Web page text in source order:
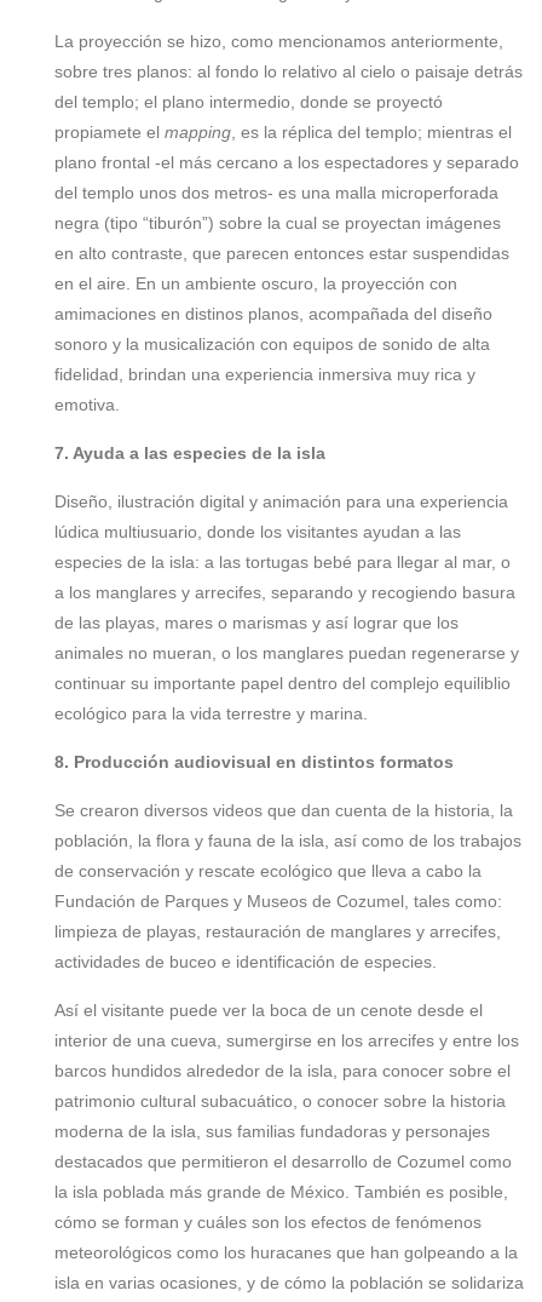
La proyección se hizo, como mencionamos anteriormente,
sobre tres planos: al fondo lo relativo al cielo o paisaje detrás
del templo; el plano intermedio, donde se proyectó
propiamete el mapping, es la réplica del templo; mientras el
plano frontal -el más cercano a los espectadores y separado
del templo unos dos metros- es una malla microperforada
negra (tipo “tiburón”) sobre la cual se proyectan imágenes
en alto contraste, que parecen entonces estar suspendidas
en el aire. En un ambiente oscuro, la proyección con
amimaciones en distinos planos, acompañada del diseño
sonoro y la musicalización con equipos de sonido de alta
fidelidad, brindan una experiencia inmersiva muy rica y
emotiva.
7. Ayuda a las especies de la isla
Diseño, ilustración digital y animación para una experiencia
lúdica multiusuario, donde los visitantes ayudan a las
especies de la isla: a las tortugas bebé para llegar al mar, o
a los manglares y arrecifes, separando y recogiendo basura
de las playas, mares o marismas y así lograr que los
animales no mueran, o los manglares puedan regenerarse y
continuar su importante papel dentro del complejo equiliblio
ecológico para la vida terrestre y marina.
8. Producción audiovisual en distintos formatos
Se crearon diversos videos que dan cuenta de la historia, la
población, la flora y fauna de la isla, así como de los trabajos
de conservación y rescate ecológico que lleva a cabo la
Fundación de Parques y Museos de Cozumel, tales como:
limpieza de playas, restauración de manglares y arrecifes,
actividades de buceo e identificación de especies.
Así el visitante puede ver la boca de un cenote desde el
interior de una cueva, sumergirse en los arrecifes y entre los
barcos hundidos alrededor de la isla, para conocer sobre el
patrimonio cultural subacuático, o conocer sobre la historia
moderna de la isla, sus familias fundadoras y personajes
destacados que permitieron el desarrollo de Cozumel como
la isla poblada más grande de México. También es posible,
cómo se forman y cuáles son los efectos de fenómenos
meteorológicos como los huracanes que han golpeando a la
isla en varias ocasiones, y de cómo la población se solidariza